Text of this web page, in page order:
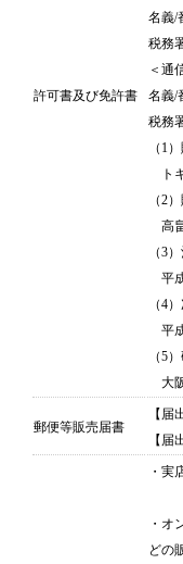
許可書及び免許書
名義/
税務
＜通
名義/
税務
（1
ト
（2
高
（3
平
（4
平
（5
大
郵便等販売届書
【届
【届
・実
・オ
どの